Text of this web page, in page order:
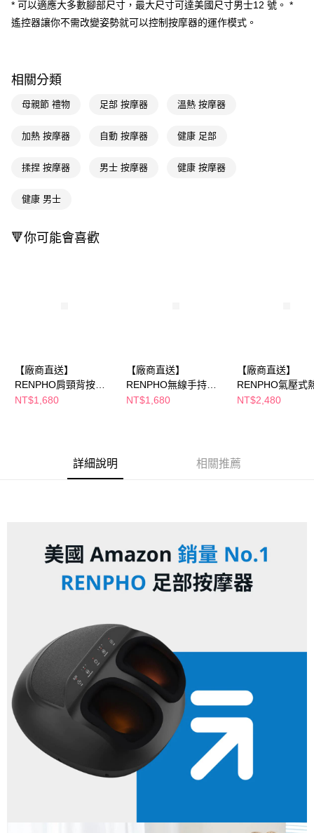
１．簡單：不需註冊會員、不需綁卡、不需儲值。
２．便利：只要手機號碼，簡訊認證，即可結帳。
結帳頁面，進行簡訊認證並確認金額後，即可完成結帳。
３．收到繳費通知簡訊後14天內，點擊此簡訊中的連結，可透過四大超商／
※ 請注意：結帳手續完成當下不需立刻繳費，但若您需要取消訂單，請聯絡
※ 交易是否成功請以「AFTEE先享後付 」之結帳頁面顯示為準，若有關於
客戶支援中心」
１．透過由恩沛科技股份有限公司提供之「AFTEE先享後付」服務完成之交
５．嚴禁一人註冊多個帳號或使用他人資訊註冊。若發現惡意使用之情形，
恩沛科技股份有限公司將有權停止該用戶之使用額度並採取法律行動。
宅配(廠商直送🚚)
每筆NT$100，滿NT$590(含以上)免運費
* 可以適應大多數腳部尺寸，最大尺寸可達美國尺寸男士12 號。 *
遙控器讓你不需改變姿勢就可以控制按摩器的運作模式。
相關分類
母親節 禮物 足部 按摩器 溫熱 按摩器
加熱 按摩器 自動 按摩器 健康 足部
揉捏 按摩器 男士 按摩器 健康 按摩器
健康 男士
🔻你可能會喜歡
【廠商直送】
RENPHO肩頸背按摩
器
NT$1,680
【廠商直送】
RENPHO無線手持按
摩器-白
NT$1,680
【廠商直送】
RENPHO氣壓式
眼部按摩器-白
NT$2,480
詳細說明 相關推薦